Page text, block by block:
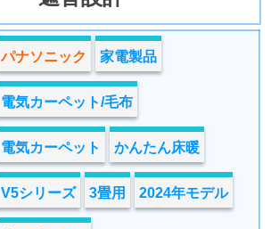
パナソニック 家電製品
電気カーペット/毛布
電気カーペット かんたん床暖
V5シリーズ 3畳用 2024年モデル